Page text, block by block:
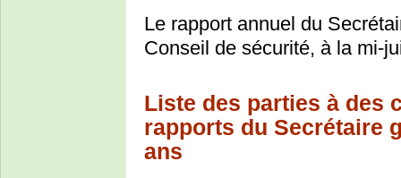
Le rapport annuel du
Conseil de sécurité, à la mi-
Liste des parties à des
rapports du Secrétaire
ans